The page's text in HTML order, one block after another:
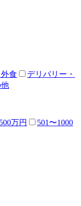
食
デリバリー・
万円
501〜1000